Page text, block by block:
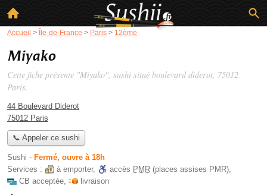
Accueil > Île-de-France > Paris > 12ème
Miyako
Cette fiche présente "Miyako", sushi situé boulevard diderot, 75012
Paris.
44 Boulevard Diderot
75012 Paris
📞 Appeler ce sushi
Sushi - Fermé, ouvre à 18h
Services :
à emporter, accès PMR (places assises PMR),
CB acceptée, livraison